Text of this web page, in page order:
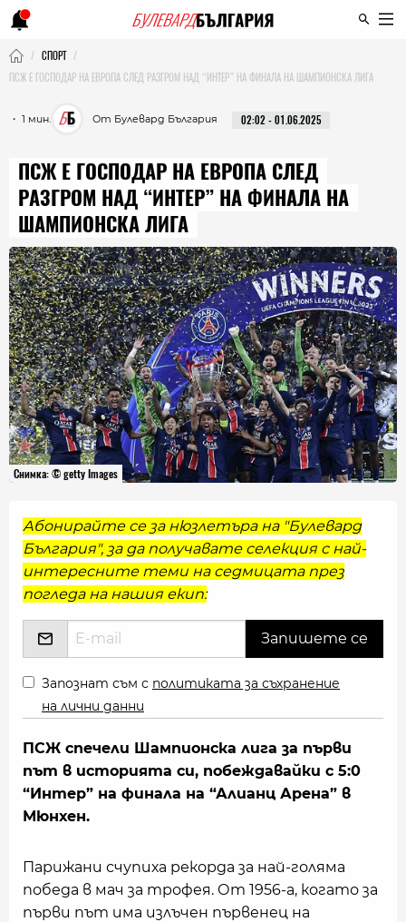
СПОРТ
ПСЖ Е ГОСПОДАР НА ЕВРОПА СЛЕД РАЗГРОМ НАД “ИНТЕР” НА ФИНАЛА НА ШАМПИОНСКА ЛИГА
・ 1 мин. От Булевард България 02:02 - 01.06.2025
ПСЖ Е ГОСПОДАР НА ЕВРОПА СЛЕД
РАЗГРОМ НАД “ИНТЕР” НА ФИНАЛА НА
ШАМПИОНСКА ЛИГА
Снимка: © getty Images
Абонирайте се за нюзлетъра на "Булевард
България", за да получавате селекция с най-
интересните теми на седмицата през
погледа на нашия екип:
Запознат съм с политиката за съхранение
на лични данни
ПСЖ спечели Шампионска лига за първи
път в историята си, побеждавайки с 5:0
“Интер” на финала на “Алианц Арена” в
Мюнхен.
Парижани счупиха рекорда за най-голяма
победа в мач за трофея. От 1956-а, когато за
първи път има излъчен първенец на